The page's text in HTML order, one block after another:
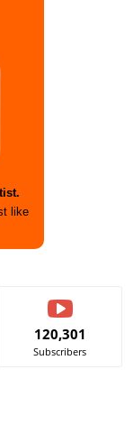
like
120,301
Subscribers